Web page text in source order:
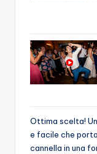
Ottima scelta!
e facile che
cannella in una